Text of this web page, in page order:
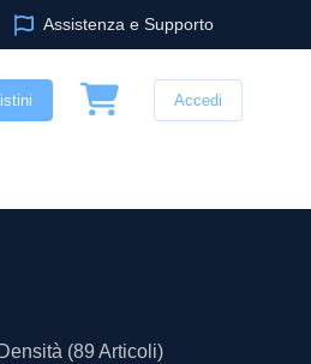
Assistenza e Supporto
Accedi
(89 Articoli)